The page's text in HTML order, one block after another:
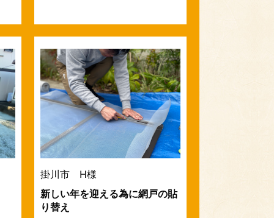
掛川市 H様
新しい年を迎える為に網戸の貼
り替え